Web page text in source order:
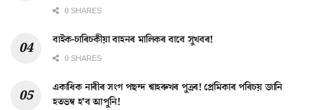
0 SHARES
বাইক-চাৰিচকীয়া বাহনৰ মালিকৰ বাবে সুখবৰ!
0 SHARES
একাধিক নাৰীৰ সংগ পছন্দ শ্বাহৰুখৰ পুত্ৰৰ! প্ৰেমিকাৰ পৰিচয় জানি
হতভম্ব হ’ব আপুনি!